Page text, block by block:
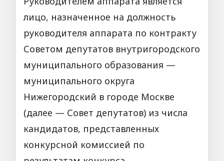
лицо, назначенное на должность
руководителя аппарата по контракту
Советом депутатов внутригородского
муниципального образования —
муниципального округа
Нижегородский в городе Москве
(далее — Совет депутатов) из числа
кандидатов, представленных
конкурсной комиссией по